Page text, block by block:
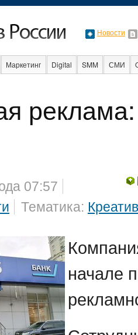
Новости
Маркетинг Digital SMM СМИ
07:57
Тематика: Креатив
начале